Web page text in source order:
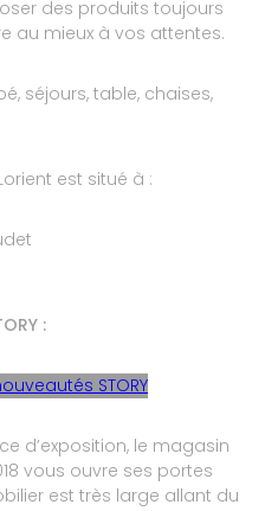
dire
professionnels
EMMANUELLE
Lorient ; dommage que le
des produits toujours
au mieux à vos attentes.
séjours, table, chaises,
est situé à :
:
STORY
d’exposition, le magasin
vous ouvre ses portes
est très large allant du